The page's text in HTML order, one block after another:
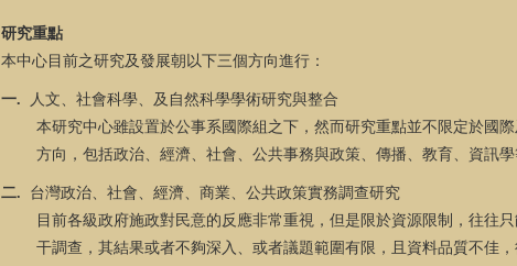
研究重點
本中心目前之研究及發展朝以下三個方向進行：
一.
人文、社會科學、及自然科學學術研究與整合
本研究中心雖設置於公事系國際組之下，然而研究重點並不限定於國
方向，包括政治、經濟、社會、公共事務與政策、傳播、教育、資訊學
二.
台灣政治、社會、經濟、商業、公共政策實務調查研究
目前各級政府施政對民意的反應非常重視，但是限於資源限制，往往
干調查，其結果或者不夠深入、或者議題範圍有限，且資料品質不佳